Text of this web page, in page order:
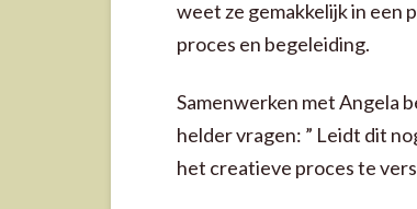
weet ze gemakkelijk in een
proces en begeleiding.
Samenwerken met Angela
helder vragen: ” Leidt dit
het creatieve proces te